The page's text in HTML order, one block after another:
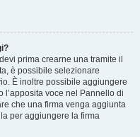
prima crearne una tramite il
è possibile selezionare
È inoltre possibile aggiungere
l’apposita voce nel Pannello di
che una firma venga aggiunta
per aggiungere la firma